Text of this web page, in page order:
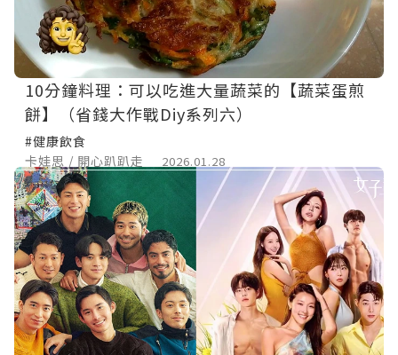
10分鐘料理：可以吃進大量蔬菜的【蔬菜蛋煎
餅】（省錢大作戰Diy系列六）
#健康飲食
卡娃思 / 開心趴趴走
2026.01.28